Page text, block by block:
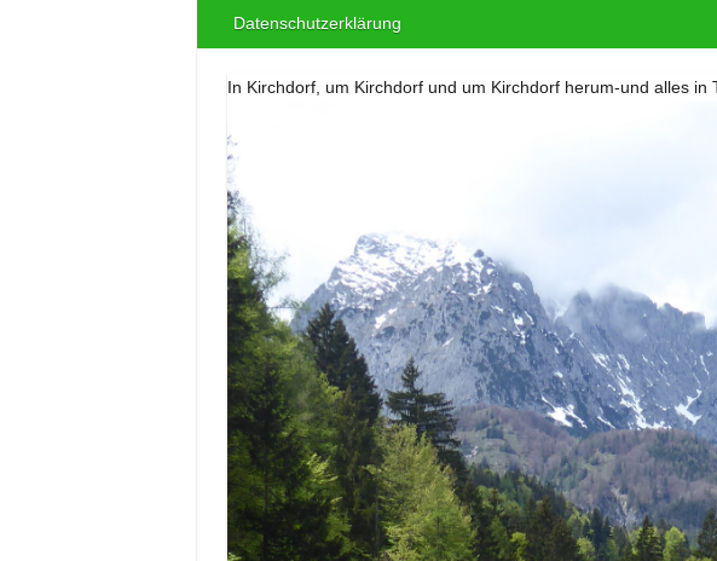
Datenschutzerklärung
In Kirchdorf, um Kirchdorf und um Kirchdorf herum-und alles in